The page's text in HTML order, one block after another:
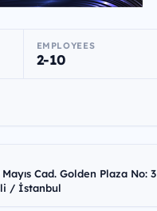
EMPLOYEES
2-10
Mayıs Cad. Golden Plaza No: 3
/ İstanbul